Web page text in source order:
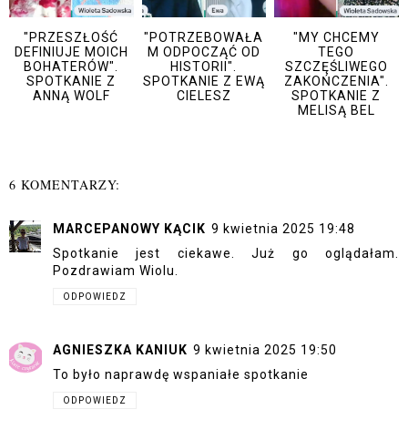
"PRZESZŁOŚĆ
DEFINIUJE MOICH
BOHATERÓW".
SPOTKANIE Z
ANNĄ WOLF
"POTRZEBOWAŁA
M ODPOCZĄĆ OD
HISTORII".
SPOTKANIE Z EWĄ
CIELESZ
"MY CHCEMY
TEGO
SZCZĘŚLIWEGO
ZAKOŃCZENIA".
SPOTKANIE Z
MELISĄ BEL
6 KOMENTARZY:
MARCEPANOWY KĄCIK 9 kwietnia 2025 19:48
Spotkanie jest ciekawe. Już go oglądałam.
Pozdrawiam Wiolu.
ODPOWIEDZ
AGNIESZKA KANIUK 9 kwietnia 2025 19:50
To było naprawdę wspaniałe spotkanie
ODPOWIEDZ